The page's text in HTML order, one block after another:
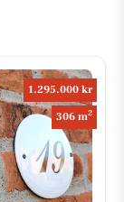
1.295.000 kr
306 m2